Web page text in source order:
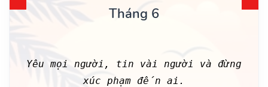
Tháng 6
Yêu mọi người, tin vài người và đừng
xúc phạm đến ai.